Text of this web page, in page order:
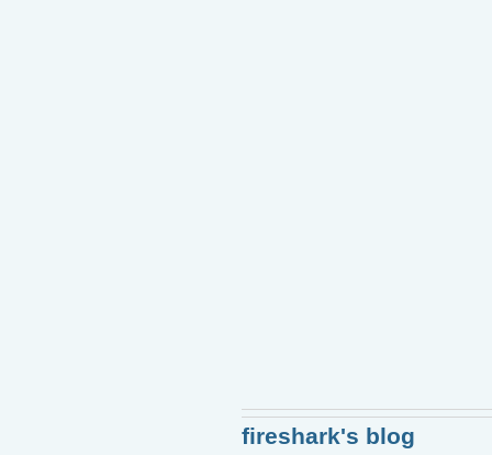
fireshark's blog